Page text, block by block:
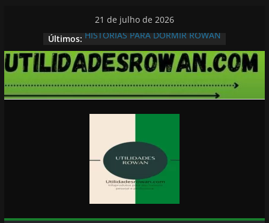
conteúdo
21 de julho de 2026
Últimos: HISTORIAS PARA DORMIR ROWAN